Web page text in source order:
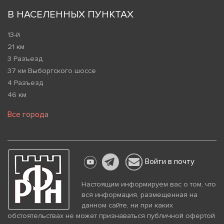
В НАСЕЛЕННЫХ ПУНКТАХ
13-й
21 км
3 Разъезд
37 км Выборгского шоссе
4 Разъезд
46 км
Все города
Войти в почту
Настоящим информируем вас о том, что
вся информация, размещенная на
данном сайте, ни при каких
обстоятельствах не может признаваться публичной офертой